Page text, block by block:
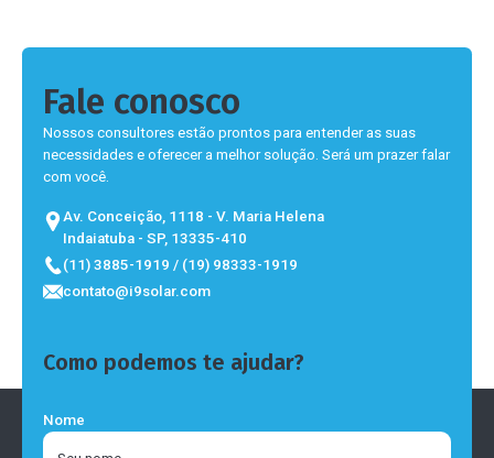
Fale conosco
Nossos consultores estão prontos para entender as suas
necessidades e oferecer a melhor solução. Será um prazer falar
com você.
Av. Conceição, 1118 - V. Maria Helena
Indaiatuba - SP, 13335-410
(11) 3885-1919 / (19) 98333-1919
contato@i9solar.com
Como podemos te ajudar?
Nome